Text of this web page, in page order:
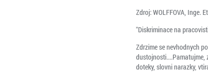
Zdroj: WOLFFOVA, Inge.
"Diskriminace na
Zdrzime se nevhodnych
dustojnosti....Pamatujme,
doteky, slovni narazky,